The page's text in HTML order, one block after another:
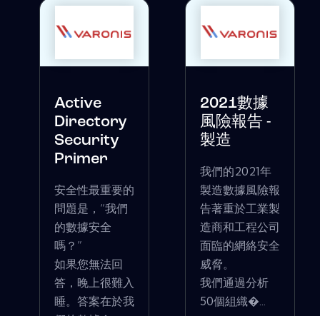
Active
Directory
Security
Primer
安全性最重要的
問題是，“我們
的數據安全
嗎？”
如果您無法回
答，晚上很難入
睡。答案在於我
2021數據
風險報告 -
製造
我們的2021年
製造數據風險報
告著重於工業製
造商和工程公司
面臨的網絡安全
威脅。
我們通過分析
50個組織�...